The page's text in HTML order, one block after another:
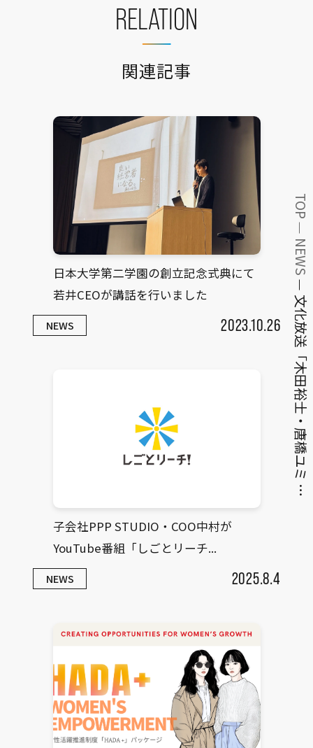
TOP
NEWS
文化放送「木田裕士・唐橋ユミ …
RELATION
関連記事
日本大学第二学園の創立記念式典にて
若井CEOが講話を行いました
NEWS 2023.10.26
子会社PPP STUDIO・COO中村が
YouTube番組「しごとリーチ...
NEWS 2025.8.4